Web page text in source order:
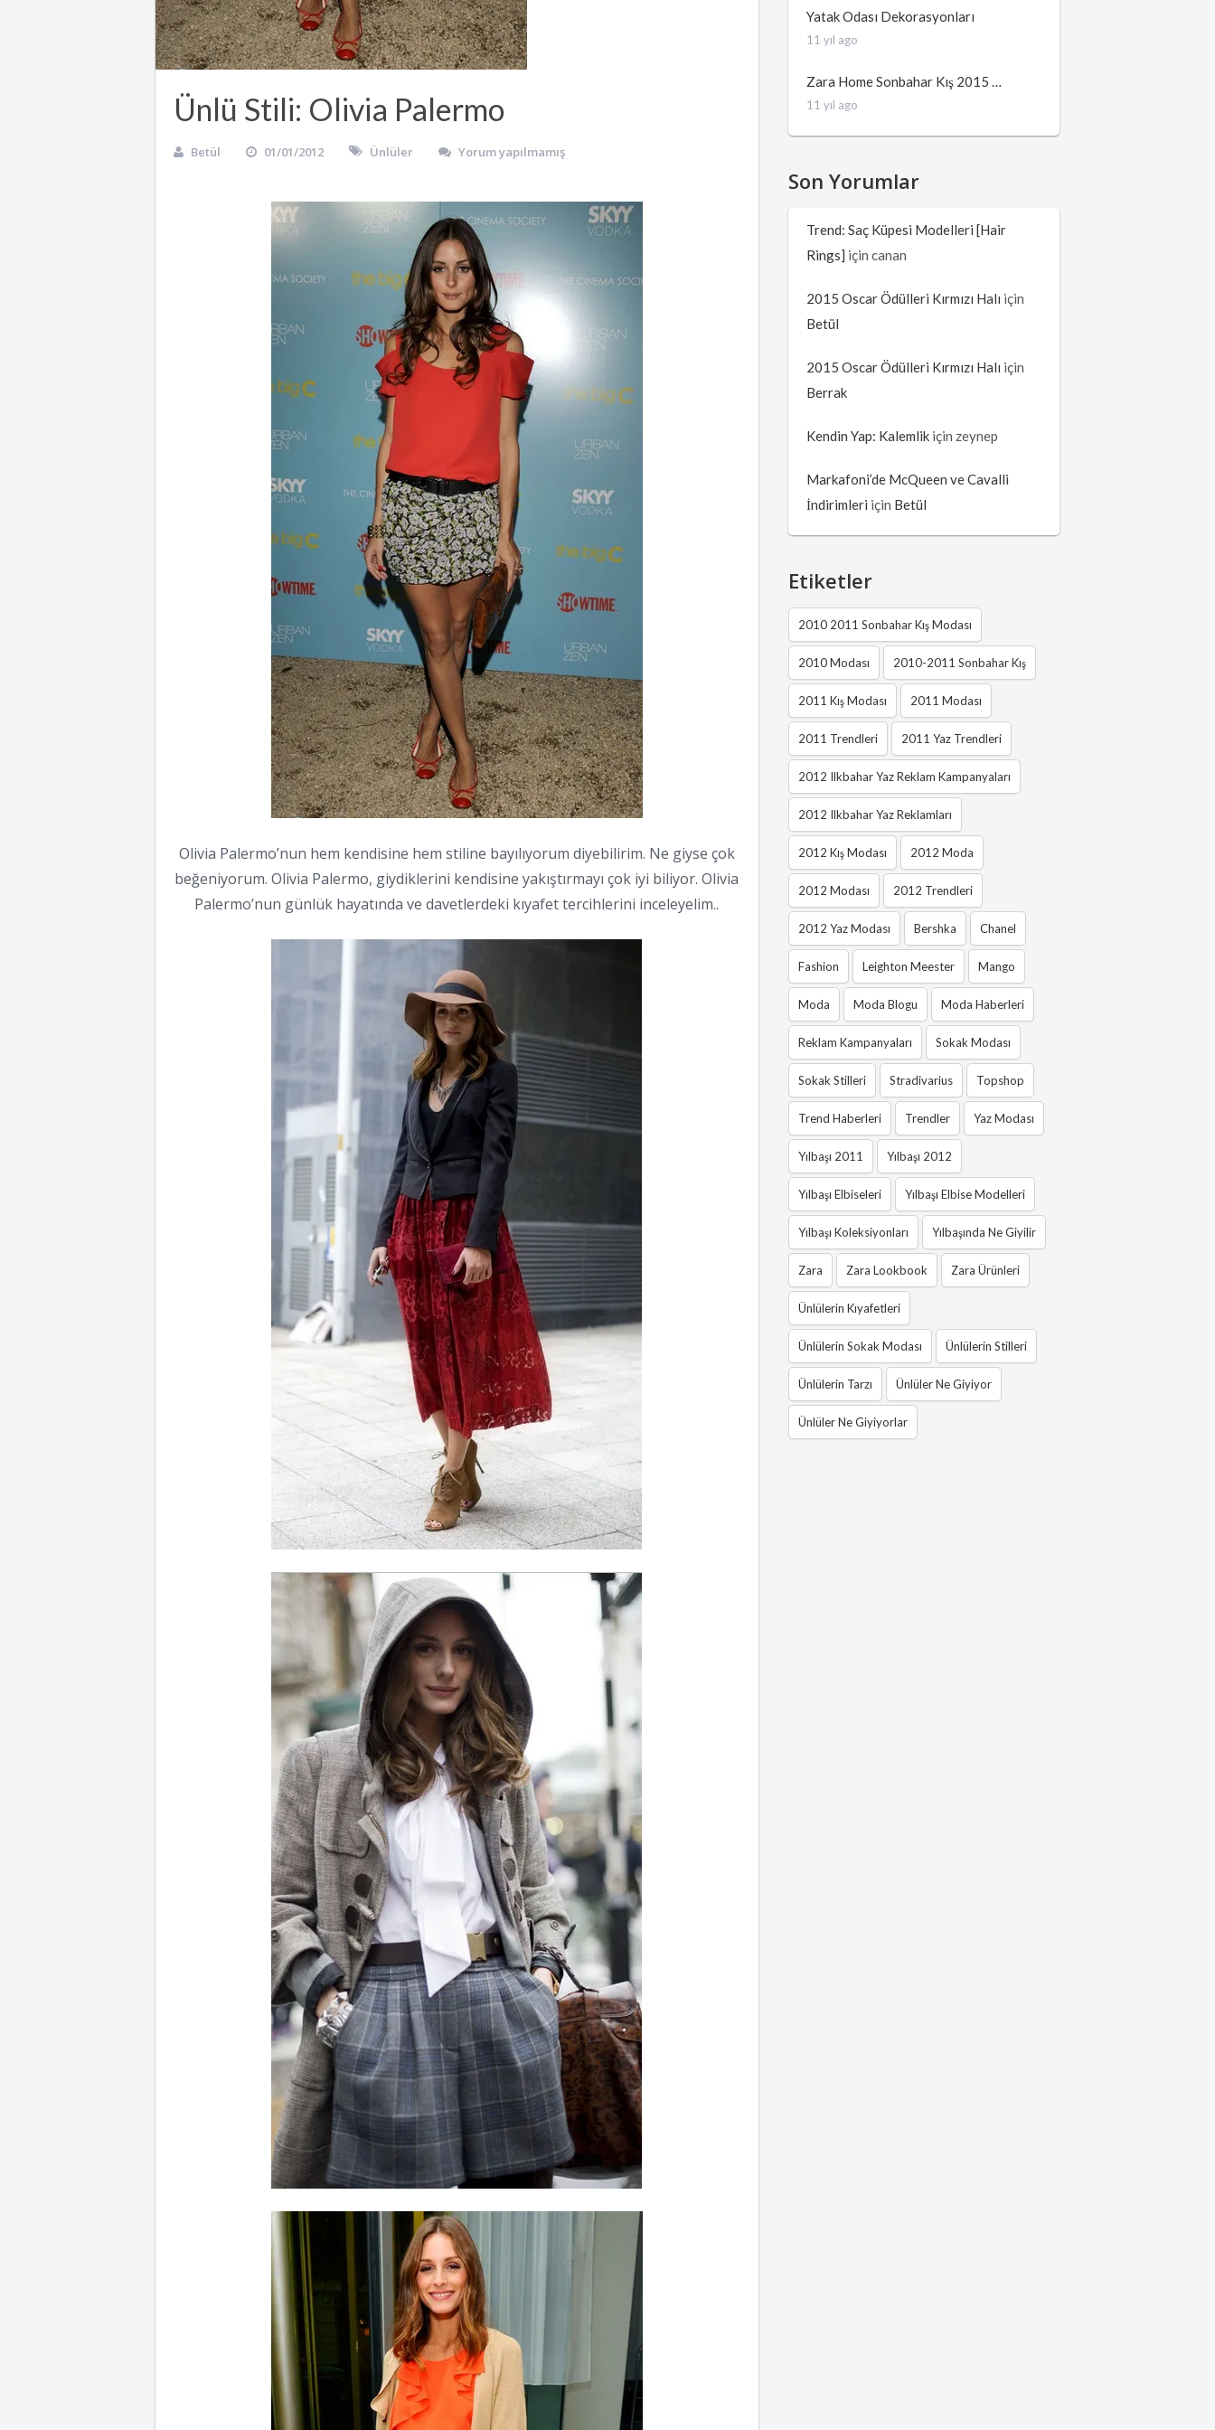
Ünlü Stili: Olivia Palermo
Betül 01/01/2012 Ünlüler Yorum yapılmamış
Olivia Palermo’nun hem kendisine hem stiline bayılıyorum diyebilirim. Ne giyse çok
beğeniyorum. Olivia Palermo, giydiklerini kendisine yakıştırmayı çok iyi biliyor. Olivia
Palermo’nun günlük hayatında ve davetlerdeki kıyafet tercihlerini inceleyelim..
Yatak Odası Dekorasyonları
11 yıl ago
Zara Home Sonbahar Kış 2015 …
11 yıl ago
Son Yorumlar
Trend: Saç Küpesi Modelleri [Hair
Rings] için canan
2015 Oscar Ödülleri Kırmızı Halı için
Betül
2015 Oscar Ödülleri Kırmızı Halı için
Berrak
Kendin Yap: Kalemlik için zeynep
Markafoni’de McQueen ve Cavalli
İndirimleri için Betül
Etiketler
2010 2011 Sonbahar Kış Modası
2010 Modası 2010-2011 Sonbahar Kış
2011 Kış Modası 2011 Modası
2011 Trendleri 2011 Yaz Trendleri
2012 Ilkbahar Yaz Reklam Kampanyaları
2012 Ilkbahar Yaz Reklamları
2012 Kış Modası 2012 Moda
2012 Modası 2012 Trendleri
2012 Yaz Modası Bershka Chanel
Fashion Leighton Meester Mango
Moda Moda Blogu Moda Haberleri
Reklam Kampanyaları Sokak Modası
Sokak Stilleri Stradivarius Topshop
Trend Haberleri Trendler Yaz Modası
Yılbaşı 2011 Yılbaşı 2012
Yılbaşı Elbiseleri Yılbaşı Elbise Modelleri
Yılbaşı Koleksiyonları Yılbaşında Ne Giyilir
Zara Zara Lookbook Zara Ürünleri
Ünlülerin Kıyafetleri
Ünlülerin Sokak Modası Ünlülerin Stilleri
Ünlülerin Tarzı Ünlüler Ne Giyiyor
Ünlüler Ne Giyiyorlar